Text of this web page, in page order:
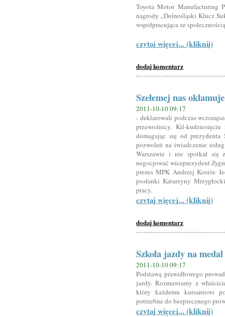
Toyota Motor Manufacturing
nagrody „Dolnośląski Klucz
współpracująca ze
czytaj więcej... (kliknij)
dodaj komentarz
Szełemej nas okłamuje
2011-10-10 09:17
- deklarowali podczas
przewoźnicy. Kil-
domagając się od prezydenta
pozwoleń na świadczenie
Warszawie i nie spotkał się
negocjować wiceprezydent
prezes MPK Andrzej Kosiór.
posłanki Katarzyny
pracy.
czytaj więcej... (kliknij)
dodaj komentarz
Szkoła jazdy na medal
2011-10-10 09:17
Podstawą prawidłowego
jazdy. Rozmawiamy z
który każdemu kursantowi
potrzebne do bezpiecznego
czytaj więcej... (kliknij)